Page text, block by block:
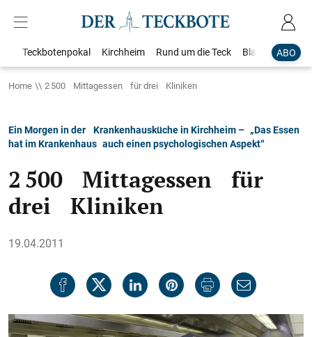
ABO
Teckbotenpokal Kirchheim Rund um die Teck Blaulicht
Home 2 500 Mittagessen für drei Kliniken
Ein Morgen in der Krankenhausküche in Kirchheim – „Das Essen
hat im Krankenhaus auch einen psychologischen Aspekt“
2 500 Mittagessen für
drei Kliniken
19.04.2011